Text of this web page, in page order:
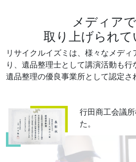
メディア
取り上げられ
リサイクルイズミは、様々なメデ
り、遺品整理士として講演活動も行
遺品整理の優良事業所として認定さ
行田商工会議
た。